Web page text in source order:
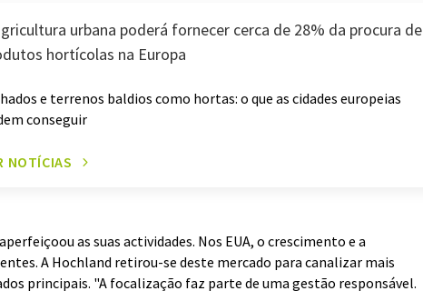
urbana poderá fornecer cerca de 28% da procura de
hortícolas na Europa
e terrenos baldios como hortas: o que as cidades europeias
conseguir
NOTÍCIAS
as suas actividades. Nos EUA, o crescimento e a
A Hochland retirou-se deste mercado para canalizar mais
principais. "A focalização faz parte de uma gestão responsável.